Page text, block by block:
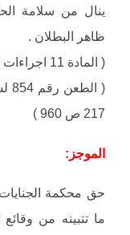
ينال من سلامة
ظاهر البطلان .
( المادة 11 اجراءات )
217 ص 960 )
الموجز:
حق محكمة الجنايات
ما تتبينه من